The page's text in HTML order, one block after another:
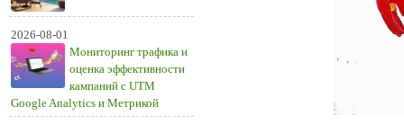
2026-08-01
Мониторинг трафика и
оценка эффективности
кампаний с UTM
Google Analytics и Метрикой